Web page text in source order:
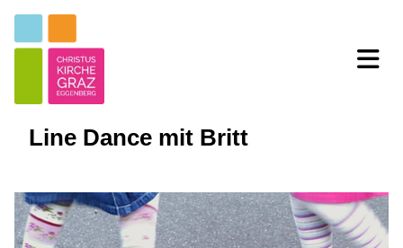
Line Dance mit Britt